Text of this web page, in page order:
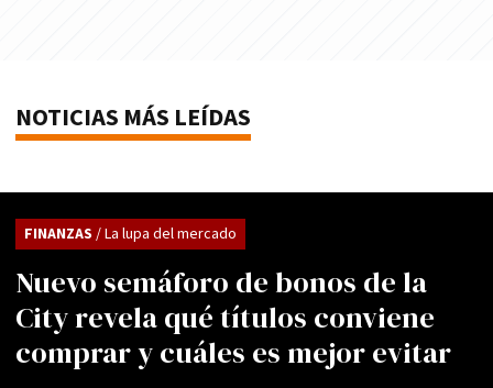
NOTICIAS MÁS LEÍDAS
Nuevo semáforo de bonos de la
City revela qué títulos conviene
comprar y cuáles es mejor evitar
FINANZAS / La lupa del mercado